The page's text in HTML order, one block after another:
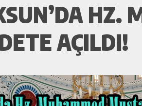
HZ.
AÇILDI!